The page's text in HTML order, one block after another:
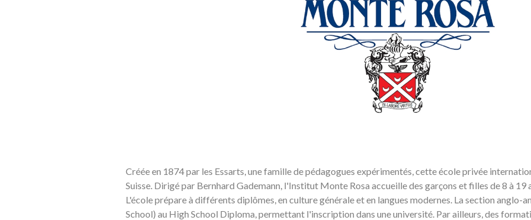
Créée en 1874 par les Essarts, une famille de pédagogues expérimentés, cette école privée
Suisse. Dirigé par Bernhard Gademann, l'Institut Monte Rosa accueille des garçons et filles de 8 à 19
L'école prépare à différents diplômes, en culture générale et en langues modernes. La section anglo-
School) au High School Diploma, permettant l'inscription dans une université. Par ailleurs, des